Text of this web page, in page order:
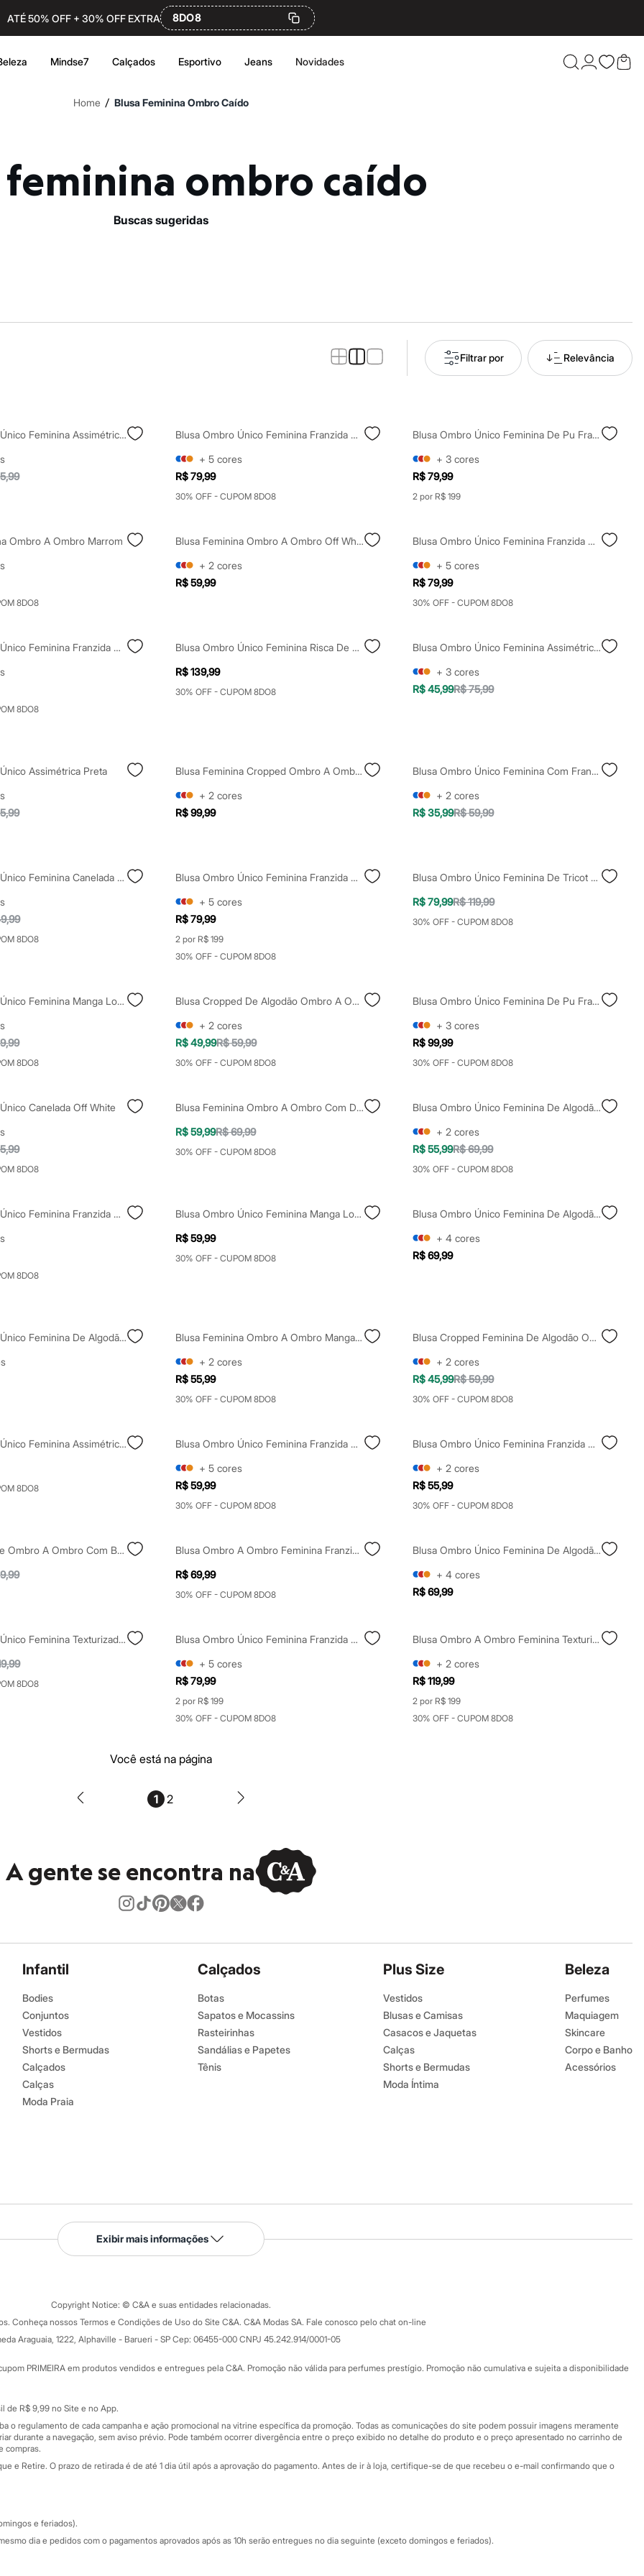
ATÉ 50% OFF + 30% OFF EXTRA 8DO8
Mindse7 Calçados Esportivo Jeans Novidades
Confira
Home / Blusa Feminina Ombro Caído
feminina ombro caído
buscas sugeridas
Filtrar por Relevância
Blusa Ombro Único Feminina Assimétrica Marrom
Blusa Ombro Único Feminina Franzida Com Amarração Bege
+ 5 cores
R$ 79,99
30% OFF - CUPOM 8DO8
Blusa Ombro Único Feminina De Pu Franzida Marrom
+ 3 cores
R$ 79,99
2 por R$ 199
Ombro A Ombro Marrom
8DO8
Blusa Feminina Ombro A Ombro Off White
+ 2 cores
R$ 59,99
Blusa Ombro Único Feminina Franzida Com Amarração Azul
+ 5 cores
R$ 79,99
30% OFF - CUPOM 8DO8
Blusa Ombro Único Feminina Franzida Com Amarração Marrom
8DO8
Blusa Ombro Único Feminina Risca De Giz Vinho
R$ 139,99
30% OFF - CUPOM 8DO8
Blusa Ombro Único Feminina Assimétrica Off White
+ 3 cores
R$ 45,99R$ 75,99
Assimétrica Preta
Blusa Feminina Cropped Ombro A Ombro Manga 7/8 Rosa
+ 2 cores
R$ 99,99
Blusa Ombro Único Feminina Com Franzido Marrom
+ 2 cores
R$ 35,99R$ 59,99
Blusa Ombro Único Feminina Canelada Marrom
8DO8
Blusa Ombro Único Feminina Franzida Assimétrica Bege
+ 5 cores
R$ 79,99
2 por R$ 199
30% OFF - CUPOM 8DO8
Blusa Ombro Único Feminina De Tricot Com Lurex Marrom
R$ 79,99R$ 119,99
30% OFF - CUPOM 8DO8
Blusa Ombro Único Feminina Manga Longa Marrom
8DO8
Blusa Cropped De Algodão Ombro A Ombro Marrom
+ 2 cores
R$ 49,99R$ 59,99
30% OFF - CUPOM 8DO8
Blusa Ombro Único Feminina De Pu Franzida Vinho
+ 3 cores
R$ 99,99
30% OFF - CUPOM 8DO8
Canelada Off White
8DO8
Blusa Feminina Ombro A Ombro Com Detalhe Torção Bege
R$ 59,99R$ 69,99
30% OFF - CUPOM 8DO8
Blusa Ombro Único Feminina De Algodão Bege
+ 2 cores
R$ 55,99R$ 69,99
30% OFF - CUPOM 8DO8
Blusa Ombro Único Feminina Franzida Vinho
8DO8
Blusa Ombro Único Feminina Manga Longa Cinza
R$ 59,99
30% OFF - CUPOM 8DO8
Blusa Ombro Único Feminina De Algodão Com Fivela Marrom
+ 4 cores
R$ 69,99
Blusa Ombro Único Feminina De Algodão Com Fivela Off White
Blusa Feminina Ombro A Ombro Manga Curta Marrom
+ 2 cores
R$ 55,99
30% OFF - CUPOM 8DO8
Blusa Cropped Feminina De Algodão Ombro A Ombro Azul
+ 2 cores
R$ 45,99R$ 59,99
30% OFF - CUPOM 8DO8
Blusa Ombro Único Feminina Assimétrica Com Renda Preta
8DO8
Blusa Ombro Único Feminina Franzida Rosa
+ 5 cores
R$ 59,99
30% OFF - CUPOM 8DO8
Blusa Ombro Único Feminina Franzida Marrom
+ 2 cores
R$ 55,99
30% OFF - CUPOM 8DO8
Blusa De Laise Ombro A Ombro Com Babado Amarelo
Blusa Ombro A Ombro Feminina Franzida Marrom
R$ 69,99
30% OFF - CUPOM 8DO8
Blusa Ombro Único Feminina De Algodão Com Fivela Azul
+ 4 cores
R$ 69,99
Blusa Ombro Único Feminina Texturizada - Areia
8DO8
Blusa Ombro Único Feminina Franzida Assimétrica Marrom
+ 5 cores
R$ 79,99
2 por R$ 199
30% OFF - CUPOM 8DO8
Blusa Ombro A Ombro Feminina Texturizada Off White
+ 2 cores
R$ 119,99
2 por R$ 199
30% OFF - CUPOM 8DO8
Você está na página
1 2
A gente se encontra na
Infantil
Bodies
Conjuntos
Vestidos
Shorts e Bermudas
Calçados
Calças
Moda Praia
Calçados
Botas
Sapatos e Mocassins
Rasteirinhas
Sandálias e Papetes
Tênis
Plus Size
Vestidos
Blusas e Camisas
Casacos e Jaquetas
Calças
Shorts e Bermudas
Moda Íntima
Beleza
Perfumes
Maquiagem
Skincare
Corpo e Banho
Acessórios
Serviços
Tipos de serviços
Formas de pagamento
Todas as vantagens
Minha C&A
Cupons de desconto
Atendimento
Fale conosco
Central de ética
Eventos
Exibir mais informações
Copyright Notice: © C&A e suas entidades relacionadas.
Conheça nossos Termos e Condições de Uso do Site C&A. C&A Modas SA. Fale conosco pelo chat on-line
Araguaia, 1222, Alphaville - Barueri - SP Cep: 06455-000 CNPJ 45.242.914/0001-05
PRIMEIRA em produtos vendidos e entregues pela C&A. Promoção não válida para perfumes prestígio. Promoção não cumulativa e sujeita a disponibilidade
de R$ 9,99 no Site e no App.
o regulamento de cada campanha e ação promocional na vitrine específica da promoção. Todas as comunicações do site podem possuir imagens meramente
durante a navegação, sem aviso prévio. Pode também ocorrer divergência entre o preço exibido no detalhe do produto e o preço apresentado no carrinho de
compras.
e Retire. O prazo de retirada é de até 1 dia útil após a aprovação do pagamento. Antes de ir à loja, certifique-se de que recebeu o e-mail confirmando que o
e feriados).
dia e pedidos com o pagamentos aprovados após as 10h serão entregues no dia seguinte (exceto domingos e feriados).